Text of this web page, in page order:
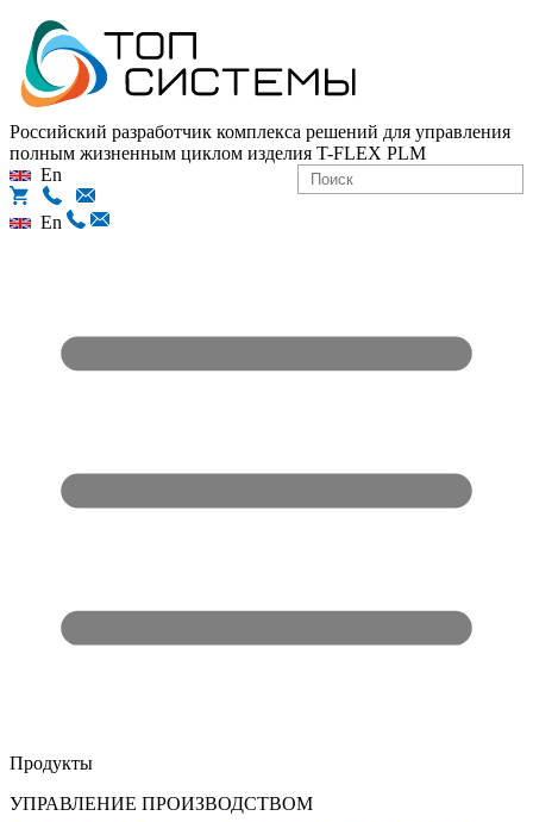
Российский разработчик комплекса решений для управления
полным жизненным циклом изделия T-FLEX PLM
En
En
Продукты
УПРАВЛЕНИЕ ПРОИЗВОДСТВОМ